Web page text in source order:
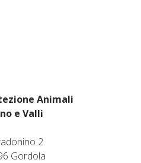
Animali
e Valli
2
Gordola